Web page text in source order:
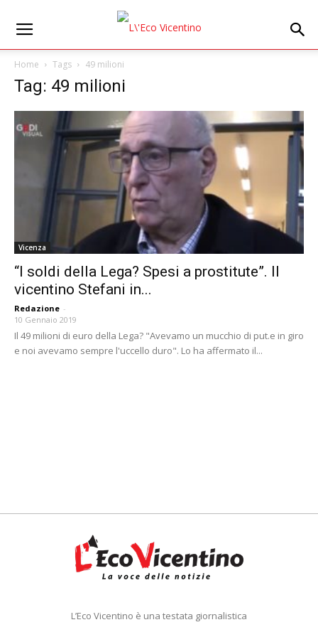
Home Tags 49 milioni
Tag: 49 milioni
Vicenza
“I soldi della Lega? Spesi a prostitute”. Il
vicentino Stefani in...
Redazione -
10 Gennaio 2019
Il 49 milioni di euro della Lega? "Avevamo un mucchio di put.e in giro
e noi avevamo sempre l'uccello duro". Lo ha affermato il...
L’Eco Vicentino è una testata giornalistica